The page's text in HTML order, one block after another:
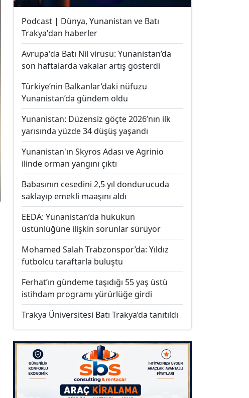
Podcast | Dünya, Yunanistan ve Batı
Trakya'dan haberler
Avrupa'da Batı Nil virüsü: Yunanistan’da
son haftalarda vakalar artış gösterdi
Türkiye’nin Balkanlar’daki nüfuzu
Yunanistan’da gündem oldu
Yunanistan: Düzensiz göçte 2026’nın ilk
yarısında yüzde 34 düşüş yaşandı
Yunanistan'ın Skyros Adası ve Agrinio
ilinde orman yangını çıktı
Babasının cesedini 2,5 yıl dondurucuda
saklayıp emekli maaşını aldı
EEDA: Yunanistan’da hukukun
üstünlüğüne ilişkin sorunlar sürüyor
Mohamed Salah Trabzonspor’da: Yıldız
futbolcu taraftarla buluştu
Ferhat’ın gündeme taşıdığı 55 yaş üstü
istihdam programı yürürlüğe girdi
Trakya Üniversitesi Batı Trakya’da tanıtıldı